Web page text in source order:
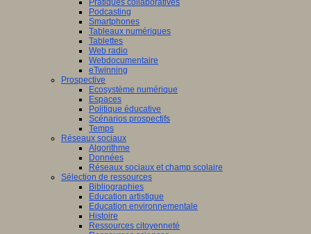
Pratiques collaboratives
Podcasting
Smartphones
Tableaux numériques
Tablettes
Web radio
Webdocumentaire
eTwinning
Prospective
Ecosystème numérique
Espaces
Politique éducative
Scénarios prospectifs
Temps
Réseaux sociaux
Algorithme
Données
Réseaux sociaux et champ scolaire
Sélection de ressources
Bibliographies
Education artistique
Education environnementale
Histoire
Ressources citoyenneté